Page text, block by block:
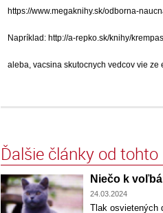
https://www.megaknihy.sk/odborna-
Napríklad: http://a-repko.sk/knihy/
aleba, vacsina skutocnych vedcov vie ze
Ďalšie články od tohto
Niečo k
24.03.2024
Tlak osvietených